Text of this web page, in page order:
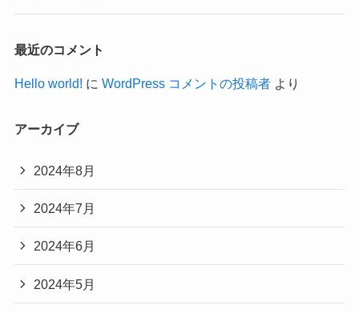
最近のコメント
Hello world! に WordPress コメントの投稿者より
アーカイブ
2024年8月
2024年7月
2024年6月
2024年5月